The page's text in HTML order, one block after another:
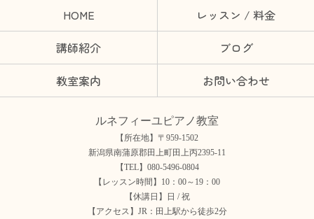
HOME
レッスン / 料金
講師紹介
ブログ
教室案内
お問い合わせ
ルネフィーユピアノ教室
【所在地】〒959-1502
新潟県南蒲原郡田上町田上丙2395-11
【TEL】080-5496-0804
【レッスン時間】10：00～19：00
【休講日】日 / 祝
【アクセス】JR：田上駅から徒歩2分